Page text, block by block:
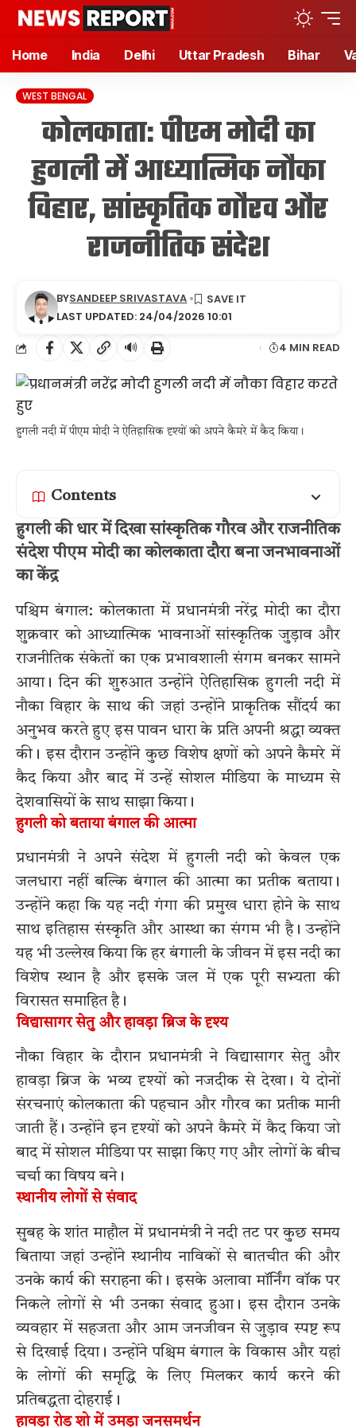
Home India Delhi Uttar Pradesh Bihar
WEST BENGAL
कोलकाता: पीएम मोदी का
हुगली में आध्यात्मिक नौका
विहार, सांस्कृतिक गौरव और
राजनीतिक संदेश
LAST UPDATED: 24/04/2026 10:01
BYSANDEEP SRIVASTAVA
🔊 4 MIN READ
हुगली नदी में पीएम मोदी ने ऐतिहासिक दृश्यों को अपने कैमरे में कैद किया।
Contents
हुगली की धार में दिखा सांस्कृतिक गौरव और राजनीतिक
संदेश पीएम मोदी का कोलकाता दौरा बना जनभावनाओं
का केंद्र
पश्चिम बंगाल: कोलकाता में प्रधानमंत्री नरेंद्र मोदी का दौरा
शुक्रवार को आध्यात्मिक भावनाओं सांस्कृतिक जुड़ाव और
राजनीतिक संकेतों का एक प्रभावशाली संगम बनकर सामने
आया। दिन की शुरुआत उन्होंने ऐतिहासिक हुगली नदी में
नौका विहार के साथ की जहां उन्होंने प्राकृतिक सौंदर्य का
अनुभव करते हुए इस पावन धारा के प्रति अपनी श्रद्धा व्यक्त
की। इस दौरान उन्होंने कुछ विशेष क्षणों को अपने कैमरे में
कैद किया और बाद में उन्हें सोशल मीडिया के माध्यम से
देशवासियों के साथ साझा किया।
हुगली को बताया बंगाल की आत्मा
प्रधानमंत्री ने अपने संदेश में हुगली नदी को केवल एक
जलधारा नहीं बल्कि बंगाल की आत्मा का प्रतीक बताया।
उन्होंने कहा कि यह नदी गंगा की प्रमुख धारा होने के साथ
साथ इतिहास संस्कृति और आस्था का संगम भी है। उन्होंने
यह भी उल्लेख किया कि हर बंगाली के जीवन में इस नदी का
विशेष स्थान है और इसके जल में एक पूरी सभ्यता की
विरासत समाहित है।
विद्यासागर सेतु और हावड़ा ब्रिज के दृश्य
नौका विहार के दौरान प्रधानमंत्री ने विद्यासागर सेतु और
हावड़ा ब्रिज के भव्य दृश्यों को नजदीक से देखा। ये दोनों
संरचनाएं कोलकाता की पहचान और गौरव का प्रतीक मानी
जाती हैं। उन्होंने इन दृश्यों को अपने कैमरे में कैद किया जो
बाद में सोशल मीडिया पर साझा किए गए और लोगों के बीच
चर्चा का विषय बने।
स्थानीय लोगों से संवाद
सुबह के शांत माहौल में प्रधानमंत्री ने नदी तट पर कुछ समय
बिताया जहां उन्होंने स्थानीय नाविकों से बातचीत की और
उनके कार्य की सराहना की। इसके अलावा मॉर्निंग वॉक पर
निकले लोगों से भी उनका संवाद हुआ। इस दौरान उनके
व्यवहार में सहजता और आम जनजीवन से जुड़ाव स्पष्ट रूप
से दिखाई दिया। उन्होंने पश्चिम बंगाल के विकास और यहां
के लोगों की समृद्धि के लिए मिलकर कार्य करने की
प्रतिबद्धता दोहराई।
हावड़ा रोड शो में उमड़ा जनसमर्थन